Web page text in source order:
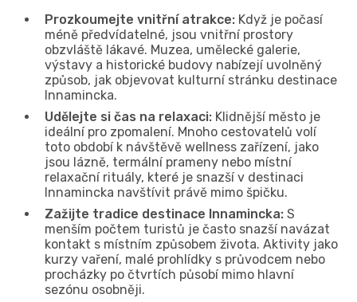
Prozkoumejte vnitřní atrakce: Když je počasí
méně předvídatelné, jsou vnitřní prostory
obzvláště lákavé. Muzea, umělecké galerie,
výstavy a historické budovy nabízejí uvolněný
způsob, jak objevovat kulturní stránku destinace
Innamincka.
Udělejte si čas na relaxaci: Klidnější město je
ideální pro zpomalení. Mnoho cestovatelů volí
toto období k návštěvě wellness zařízení, jako
jsou lázně, termální prameny nebo místní
relaxační rituály, které je snazší v destinaci
Innamincka navštívit právě mimo špičku.
Zažijte tradice destinace Innamincka: S
menším počtem turistů je často snazší navázat
kontakt s místním způsobem života. Aktivity jako
kurzy vaření, malé prohlídky s průvodcem nebo
procházky po čtvrtích působí mimo hlavní
sezónu osobněji.